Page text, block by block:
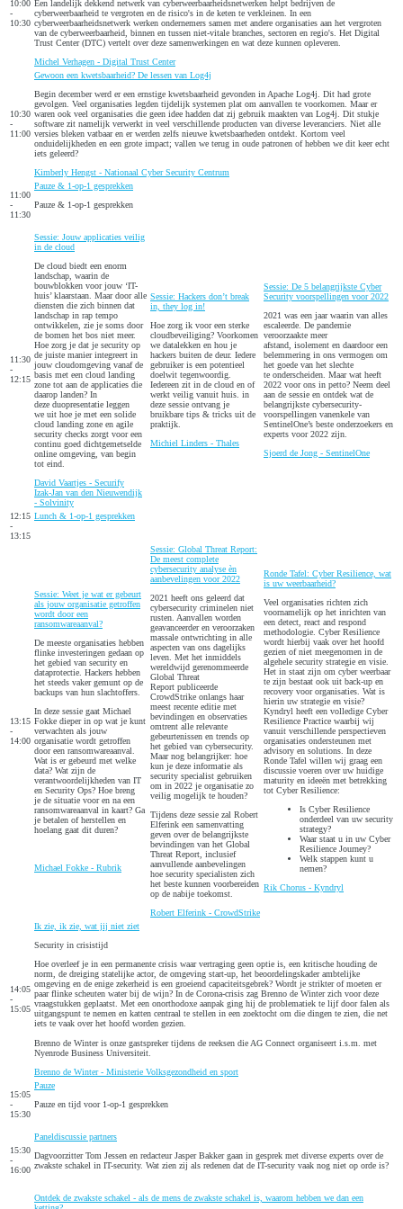
10:00
-
10:30
Een landelijk dekkend netwerk van cyberweerbaarheidsnetwerken helpt bedrijven de
cyberweerbaarheid te vergroten en de risico's in de keten te verkleinen. In een
cyberweerbaarheidsnetwerk werken ondernemers samen met andere organisaties aan het vergroten
van de cyberweerbaarheid, binnen en tussen niet-vitale branches, sectoren en regio's. Het Digital
Trust Center (DTC) vertelt over deze samenwerkingen en wat deze kunnen opleveren.
Michel Verhagen - Digital Trust Center
10:30
-
11:00
Gewoon een kwetsbaarheid? De lessen van Log4j
Begin december werd er een ernstige kwetsbaarheid gevonden in Apache Log4j. Dit had grote
gevolgen. Veel organisaties legden tijdelijk systemen plat om aanvallen te voorkomen. Maar er
waren ook veel organisaties die geen idee hadden dat zij gebruik maakten van Log4j. Dit stukje
software zit namelijk verwerkt in veel verschillende producten van diverse leveranciers. Niet alle
versies bleken vatbaar en er werden zelfs nieuwe kwetsbaarheden ontdekt. Kortom veel
onduidelijkheden en een grote impact; vallen we terug in oude patronen of hebben we dit keer echt
iets geleerd?
Kimberly Hengst - Nationaal Cyber Security Centrum
11:00
-
11:30
Pauze & 1-op-1 gesprekken
Pauze & 1-op-1 gesprekken
11:30
-
12:15
Sessie: Jouw applicaties veilig
in de cloud
De cloud biedt een enorm
landschap, waarin de
bouwblokken voor jouw ‘IT-
huis’ klaarstaan. Maar door alle
diensten die zich binnen dat
landschap in rap tempo
ontwikkelen, zie je soms door
de bomen het bos niet meer.
Hoe zorg je dat je security op
de juiste manier integreert in
jouw cloudomgeving vanaf de
basis met een cloud landing
zone tot aan de applicaties die
daarop landen? In
deze duopresentatie leggen
we uit hoe je met een solide
cloud landing zone en agile
security checks zorgt voor een
continu goed dichtgemetselde
online omgeving, van begin
tot eind.
David Vaartjes - Securify
Izak-Jan van den Nieuwendijk
- Solvinity
Sessie: Hackers don’t break
in, they log in!
Hoe zorg ik voor een sterke
cloudbeveiliging? Voorkomen
we datalekken en hou je
hackers buiten de deur. Iedere
gebruiker is een potentieel
doelwit tegenwoordig.
Iedereen zit in de cloud en of
werkt veilig vanuit huis. in
deze sessie ontvang je
bruikbare tips & tricks uit de
praktijk.
Michiel Linders - Thales
Sessie: De 5 belangrijkste Cyber
Security voorspellingen voor 2022
2021 was een jaar waarin van alles
escaleerde. De pandemie
veroorzaakte meer
afstand, isolement en daardoor een
belemmering in ons vermogen om
het goede van het slechte
te onderscheiden. Maar wat heeft
2022 voor ons in petto? Neem deel
aan de sessie en ontdek wat de
belangrijkste cybersecurity-
voorspellingen vanenkele van
SentinelOne’s beste onderzoekers en
experts voor 2022 zijn.
Sjoerd de Jong - SentinelOne
12:15
-
13:15
Lunch & 1-op-1 gesprekken
13:15
-
14:00
Sessie: Weet je wat er gebeurt
als jouw organisatie getroffen
wordt door een
ransomwareaanval?
De meeste organisaties hebben
flinke investeringen gedaan op
het gebied van security en
dataprotectie. Hackers hebben
het steeds vaker gemunt op de
backups van hun slachtoffers.
In deze sessie gaat Michael
Fokke dieper in op wat je kunt
verwachten als jouw
organisatie wordt getroffen
door een ransomwareaanval.
Wat is er gebeurd met welke
data? Wat zijn de
verantwoordelijkheden van IT
en Security Ops? Hoe breng
je de situatie voor en na een
ransomwareaanval in kaart? Ga
je betalen of herstellen en
hoelang gaat dit duren?
Michael Fokke - Rubrik
Sessie: Global Threat Report:
De meest complete
cybersecurity analyse èn
aanbevelingen voor 2022
2021 heeft ons geleerd dat
cybersecurity criminelen niet
rusten. Aanvallen worden
geavanceerder en veroorzaken
massale ontwrichting in alle
aspecten van ons dagelijks
leven. Met het inmiddels
wereldwijd gerenommeerde
Global Threat
Report publiceerde
CrowdStrike onlangs haar
meest recente editie met
bevindingen en observaties
omtrent alle relevante
gebeurtenissen en trends op
het gebied van cybersecurity.
Maar nog belangrijker: hoe
kun je deze informatie als
security specialist gebruiken
om in 2022 je organisatie zo
veilig mogelijk te houden?
Tijdens deze sessie zal Robert
Elferink een samenvatting
geven over de belangrijkste
bevindingen van het Global
Threat Report, inclusief
aanvullende aanbevelingen
hoe security specialisten zich
het beste kunnen voorbereiden
op de nabije toekomst.
Robert Elferink - CrowdStrike
Ronde Tafel: Cyber Resilience, wat
is uw weerbaarheid?
Veel organisaties richten zich
voornamelijk op het inrichten van
een detect, react and respond
methodologie. Cyber Resilience
wordt hierbij vaak over het hoofd
gezien of niet meegenomen in de
algehele security strategie en visie.
Het in staat zijn om cyber weerbaar
te zijn bestaat ook uit back-up en
recovery voor organisaties. Wat is
hierin uw strategie en visie?
Kyndryl heeft een volledige Cyber
Resilience Practice waarbij wij
vanuit verschillende perspectieven
organisaties ondersteunen met
advisory en solutions. In deze
Ronde Tafel willen wij graag een
discussie voeren over uw huidige
maturity en ideeën met betrekking
tot Cyber Resilience:
Is Cyber Resilience
onderdeel van uw security
strategy?
Waar staat u in uw Cyber
Resilience Journey?
Welk stappen kunt u
nemen?
Rik Chorus - Kyndryl
14:05
-
15:05
Ik zie, ik zie, wat jij niet ziet
Security in crisistijd
Hoe overleef je in een permanente crisis waar vertraging geen optie is, een kritische houding de
norm, de dreiging statelijke actor, de omgeving start-up, het beoordelingskader ambtelijke
omgeving en de enige zekerheid is een groeiend capaciteitsgebrek? Wordt je strikter of moeten er
paar flinke scheuten water bij de wijn? In de Corona-crisis zag Brenno de Winter zich voor deze
vraagstukken geplaatst. Met een onorthodoxe aanpak ging hij de problematiek te lijf door falen als
uitgangspunt te nemen en katten centraal te stellen in een zoektocht om die dingen te zien, die net
iets te vaak over het hoofd worden gezien.
Brenno de Winter is onze gastspreker tijdens de reeksen die AG Connect organiseert i.s.m. met
Nyenrode Business Universiteit.
Brenno de Winter - Ministerie Volksgezondheid en sport
15:05
-
15:30
Pauze
Pauze en tijd voor 1-op-1 gesprekken
15:30
-
16:00
Paneldiscussie partners
Dagvoorzitter Tom Jessen en redacteur Jasper Bakker gaan in gesprek met diverse experts over de
zwakste schakel in IT-security. Wat zien zij als redenen dat de IT-security vaak nog niet op orde is?
Ontdek de zwakste schakel - als de mens de zwakste schakel is, waarom hebben we dan een